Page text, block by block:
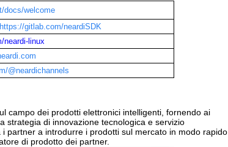
docs/welcome
https://gitlab.com/neardiSDK
neardi-linux
@neardichannels
campo dei prodotti elettronici intelligenti, fornendo ai
strategia di innovazione tecnologica e servizio
partner a introdurre i prodotti sul mercato in modo rapido
di prodotto dei partner.